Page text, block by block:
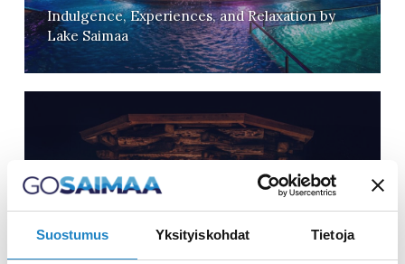
Suostumus Yksityiskohdat Tietoja
Indulgence, Experiences, and Relaxation by
Lake Saimaa
HUGO’S SMOKE SAUNAS